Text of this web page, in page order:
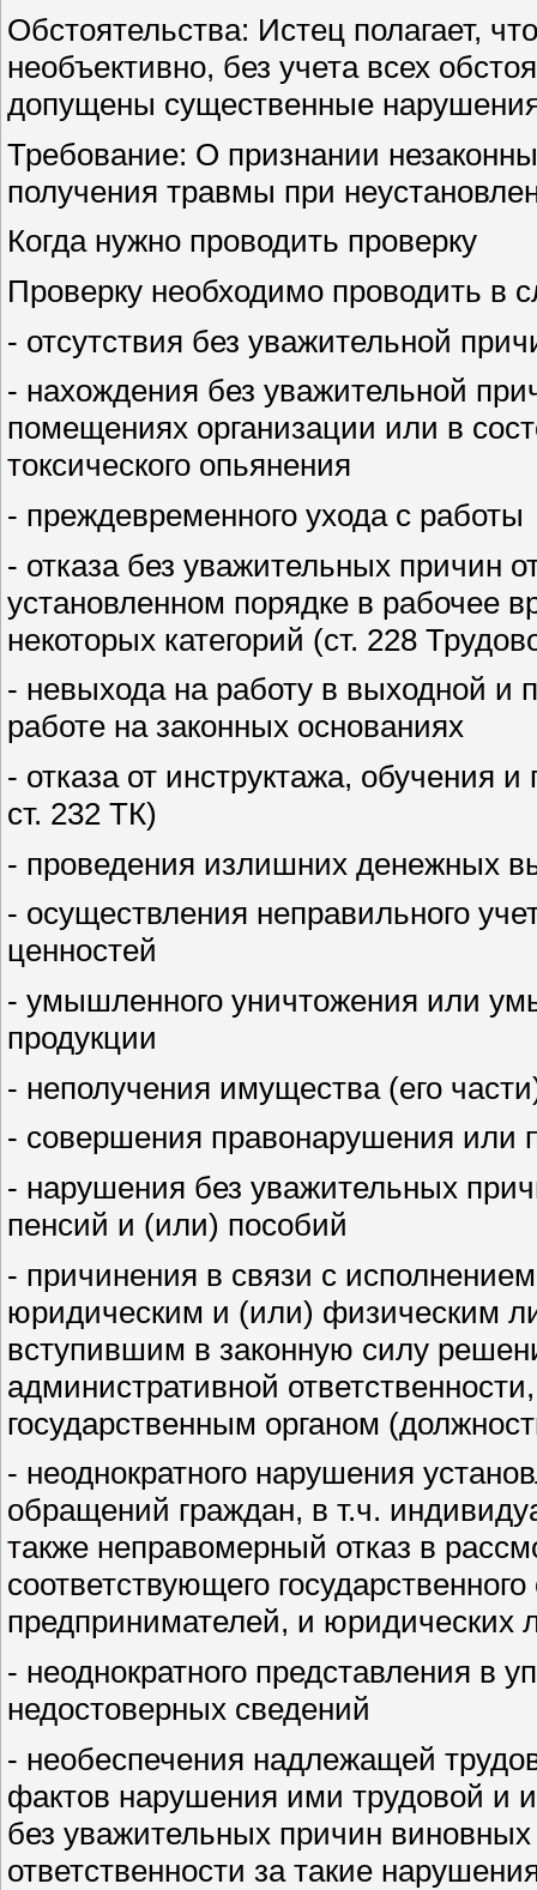
Обстоятельства: Истец полагает,
необъективно, без учета всех
допущены существенные
Требование: О признании
получения травмы при
Когда нужно проводить проверку
Проверку необходимо проводить в
- отсутствия без уважительной
- нахождения без уважительной
помещениях организации или в
токсического опьянения
- преждевременного ухода с работы
- отказа без уважительных причин
установленном порядке в рабочее
некоторых категорий (ст. 228
- невыхода на работу в выходной и
работе на законных основаниях
- отказа от инструктажа, обучения
ст. 232 ТК)
- проведения излишних денежных
- осуществления неправильного
ценностей
- умышленного уничтожения или
продукции
- неполучения имущества (его
- совершения правонарушения или
- нарушения без уважительных
пенсий и (или) пособий
- причинения в связи с
юридическим и (или) физическим
вступившим в законную силу
административной
государственным органом
- неоднократного нарушения
обращений граждан, в т.ч.
также неправомерный отказ в
соответствующего
предпринимателей, и юридических
- неоднократного представления в
недостоверных сведений
- необеспечения надлежащей
фактов нарушения ими трудовой и
без уважительных причин
ответственности за такие